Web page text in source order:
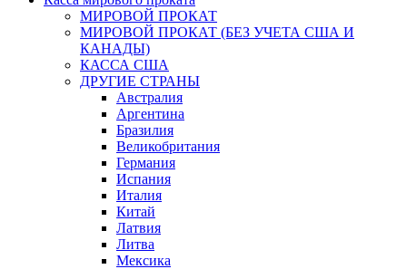
МИРОВОЙ ПРОКАТ
МИРОВОЙ ПРОКАТ (БЕЗ УЧЕТА США И
КАНАДЫ)
КАССА США
ДРУГИЕ СТРАНЫ
Австралия
Аргентина
Бразилия
Великобритания
Германия
Испания
Италия
Китай
Латвия
Литва
Мексика